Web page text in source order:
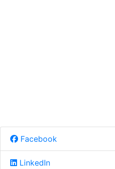
Facebook
LinkedIn